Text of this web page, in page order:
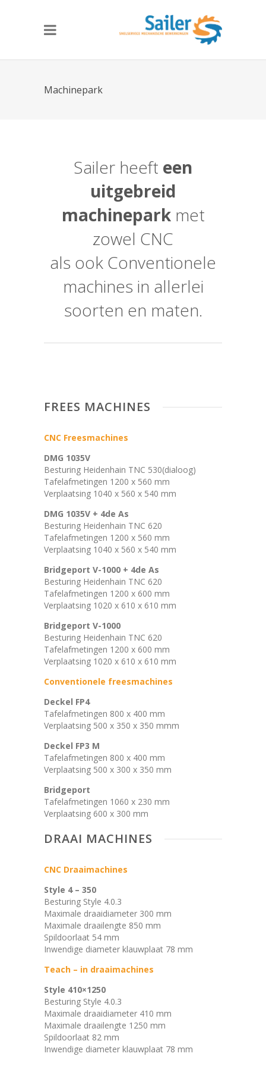
Machinepark
Sailer heeft een
uitgebreid
machineparkmet
zowel CNC
als ook Conventionele
machines in allerlei
soorten en maten.
FREES MACHINES
CNC Freesmachines
DMG 1035V
Besturing Heidenhain TNC 530(dialoog)
Tafelafmetingen 1200 x 560 mm
Verplaatsing 1040 x 560 x 540 mm
DMG 1035V + 4de As
Besturing Heidenhain TNC 620
Tafelafmetingen 1200 x 560 mm
Verplaatsing 1040 x 560 x 540 mm
Bridgeport V-1000 + 4de As
Besturing Heidenhain TNC 620
Tafelafmetingen 1200 x 600 mm
Verplaatsing 1020 x 610 x 610 mm
Bridgeport V-1000
Besturing Heidenhain TNC 620
Tafelafmetingen 1200 x 600 mm
Verplaatsing 1020 x 610 x 610 mm
Conventionele freesmachines
Deckel FP4
Tafelafmetingen 800 x 400 mm
Verplaatsing 500 x 350 x 350 mmm
Deckel FP3 M
Tafelafmetingen 800 x 400 mm
Verplaatsing 500 x 300 x 350 mm
Bridgeport
Tafelafmetingen 1060 x 230 mm
Verplaatsing 600 x 300 mm
DRAAI MACHINES
CNC Draaimachines
Style 4 – 350
Besturing Style 4.0.3
Maximale draaidiameter 300 mm
Maximale draailengte 850 mm
Spildoorlaat 54 mm
Inwendige diameter klauwplaat 78 mm
Teach – in draaimachines
Style 410×1250
Besturing Style 4.0.3
Maximale draaidiameter 410 mm
Maximale draailengte 1250 mm
Spildoorlaat 82 mm
Inwendige diameter klauwplaat 78 mm